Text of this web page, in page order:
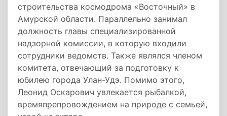
строительства космодрома «Восточный» в
Амурской области. Параллельно занимал
должность главы специализированной
надзорной комиссии, в которую входили
сотрудники ведомств. Также являлся членом
комитета, отвечающий за подготовку к
юбилею города Улан-Удэ. Помимо этого,
Леонид Оскарович увлекается рыбалкой,
времяпрепровождением на природе с семьей,